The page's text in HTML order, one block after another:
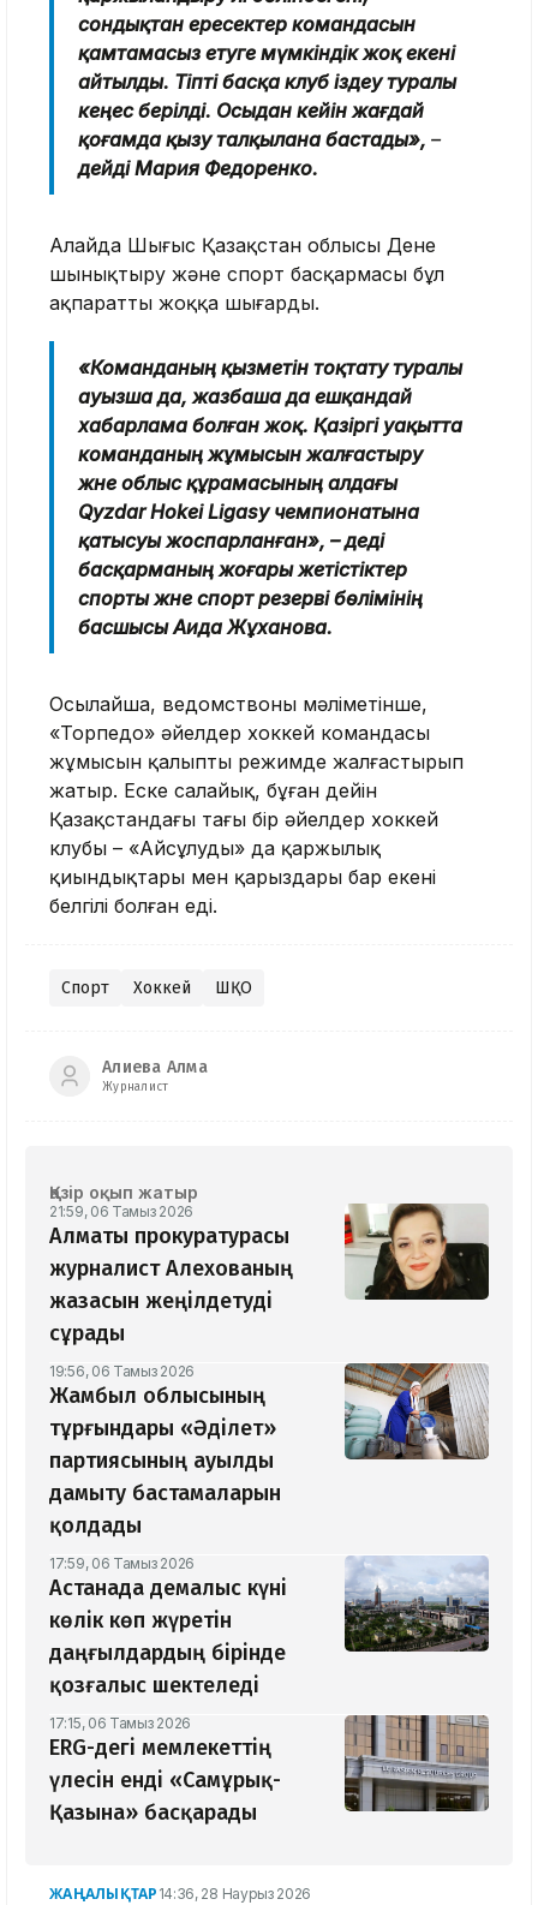
сондықтан ересектер командасын
қамтамасыз етуге мүмкіндік жоқ екені
айтылды. Тіпті басқа клуб іздеу туралы
кеңес берілді. Осыдан кейін жағдай
қоғамда қызу талқылана бастады», –
дейді Мария Федоренко.
Алайда Шығыс Қазақстан облысы Дене
шынықтыру және спорт басқармасы бұл
ақпаратты жоққа шығарды.
«Команданың қызметін тоқтату туралы
ауызша да, жазбаша да ешқандай
хабарлама болған жоқ. Қазіргі уақытта
команданың жұмысын жалғастыру
және облыс құрамасының алдағы
Qyzdar Hokei Ligasy чемпионатына
қатысуы жоспарланған», – деді
басқарманың жоғары жетістіктер
спорты және спорт резерві бөлімінің
басшысы Аида Жұханова.
Осылайша, ведомствоның мәліметінше,
«Торпедо» әйелдер хоккей командасы
жұмысын қалыпты режимде жалғастырып
жатыр. Еске салайық, бұған дейін
Қазақстандағы тағы бір әйелдер хоккей
клубы – «Айсұлудың» да қаржылық
қиындықтары мен қарыздары бар екені
белгілі болған еді.
Спорт Хоккей ШҚО
Алиева Алма
Журналист
Қазір оқып жатыр
21:59, 06 Тамыз 2026
Алматы прокуратурасы
журналист Алехованың
жазасын жеңілдетуді
сұрады
19:56, 06 Тамыз 2026
Жамбыл облысының
тұрғындары «Әділет»
партиясының ауылды
дамыту бастамаларын
қолдады
17:59, 06 Тамыз 2026
Астанада демалыс күні
көлік көп жүретін
даңғылдардың бірінде
қозғалыс шектеледі
17:15, 06 Тамыз 2026
ERG-дегі мемлекеттің
үлесін енді «Самұрық-
Қазына» басқарады
ЖАҢАЛЫҚТАР 14:36, 28 Наурыз 2026